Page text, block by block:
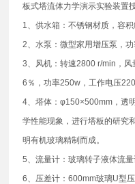
板式塔流体力学演示实验装置
1、供水箱：不锈钢材质，容
2、水泵：微型家用增压泵，
3、风机：转速2800 r/min，
6％，功率250w，工作电压
4、塔体：φ150×500mm，透
学性能现象，进行塔板的研究
明有机玻璃精制而成。
5、流量计：玻璃转子液体流
6、压差计：600mm玻璃U型